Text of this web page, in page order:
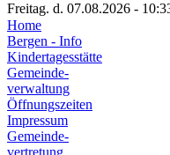
Freitag. d. 07.08.2026 -
Home
Bergen - Info
Kindertagesstätte
Gemeinde-
verwaltung
Öffnungszeiten
Impressum
Gemeinde-
vertretung